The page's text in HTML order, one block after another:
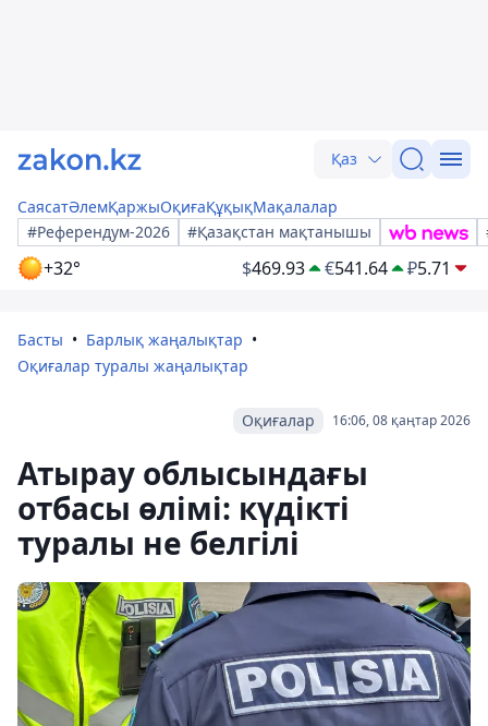
Қаз
СаясатӘлемҚаржыОқиғаҚұқықМақалалар
#Референдум-2026
#Қазақстан мақтанышы
+32° $469.93 €541.64 ₽5.71
Басты
Барлық жаңалықтар
Оқиғалар туралы жаңалықтар
16:06, 08 қаңтар 2026
Оқиғалар
Атырау облысындағы
отбасы өлімі: күдікті
туралы не белгілі